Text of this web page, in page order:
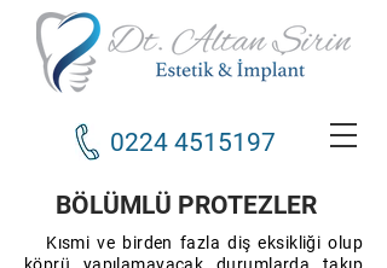
0224 4515197
BÖLÜMLÜ PROTEZLER
Kısmi ve birden fazla diş eksikliği olup